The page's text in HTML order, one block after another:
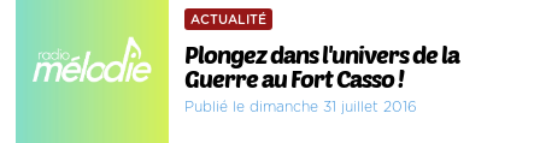
ACTUALITÉ
Plongez dans l'univers de la
Guerre au Fort Casso !
Publié le dimanche 31 juillet 2016